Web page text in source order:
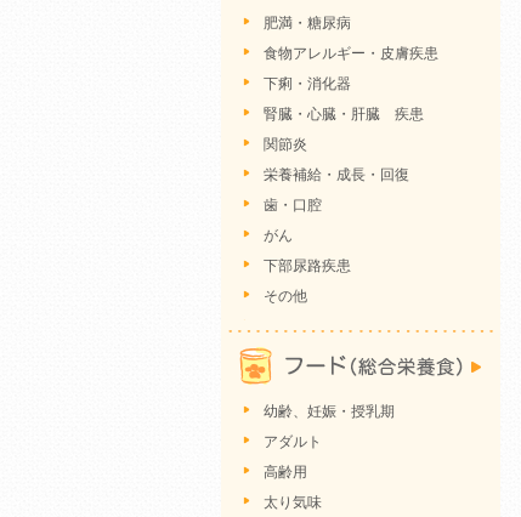
肥満・糖尿病
食物アレルギー・皮膚疾患
下痢・消化器
腎臓・心臓・肝臓 疾患
関節炎
栄養補給・成長・回復
歯・口腔
がん
下部尿路疾患
その他
幼齢、妊娠・授乳期
アダルト
高齢用
太り気味